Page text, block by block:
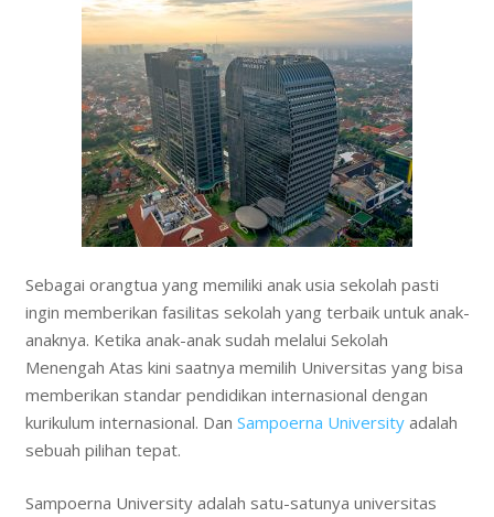
Sebagai orangtua yang memiliki anak usia sekolah pasti
ingin memberikan fasilitas sekolah yang terbaik untuk anak-
anaknya. Ketika anak-anak sudah melalui Sekolah
Menengah Atas kini saatnya memilih Universitas yang bisa
memberikan standar pendidikan internasional dengan
kurikulum internasional. Dan Sampoerna Universityadalah
sebuah pilihan tepat.
Sampoerna University adalah satu-satunya universitas